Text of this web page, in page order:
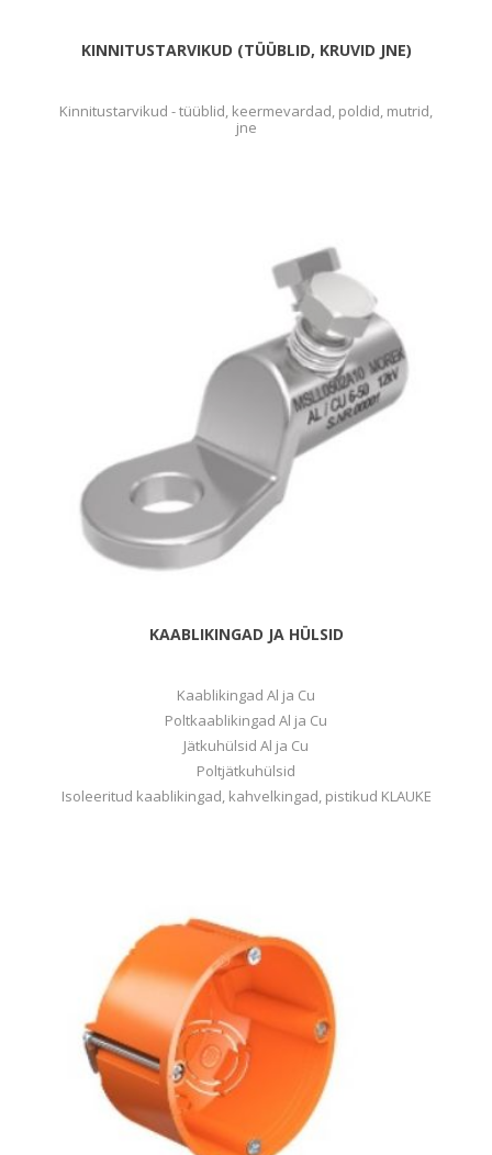
KINNITUSTARVIKUD (TÜÜBLID, KRUVID JNE)
Kinnitustarvikud - tüüblid, keermevardad, poldid, mutrid,
jne
KAABLIKINGAD JA HÜLSID
Kaablikingad Al ja Cu
Poltkaablikingad Al ja Cu
Jätkuhülsid Al ja Cu
Poltjätkuhülsid
Isoleeritud kaablikingad, kahvelkingad, pistikud KLAUKE